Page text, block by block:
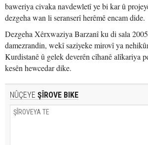
baweriya civaka navdewletî ye bi kar û
dezgeha wan li seranserî herêmê encam dide.
Dezgeha Xêrxwaziya Barzanî ku di sala
damezrandin, wekî saziyeke mirovî ya
Kurdistanê û gelek deverên cîhanê alîkariya
kesên hewcedar dike.
NÛÇEYE ŞÎROVE BIKE